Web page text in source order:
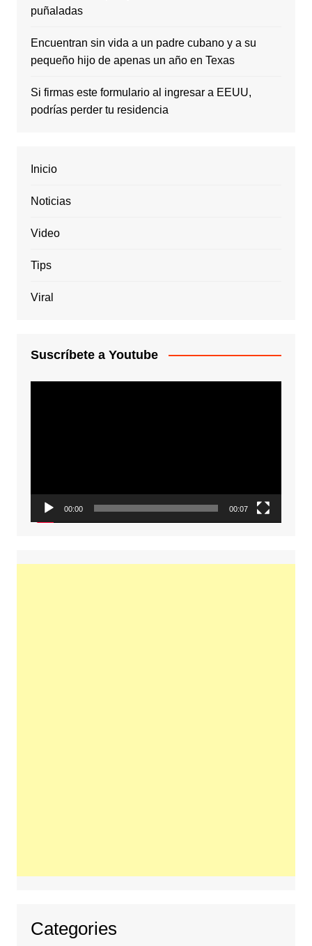
puñaladas
Encuentran sin vida a un padre cubano y a su
pequeño hijo de apenas un año en Texas
Si firmas este formulario al ingresar a EEUU,
podrías perder tu residencia
Inicio
Noticias
Video
Tips
Viral
Suscríbete a Youtube
00:00 00:07
Categories